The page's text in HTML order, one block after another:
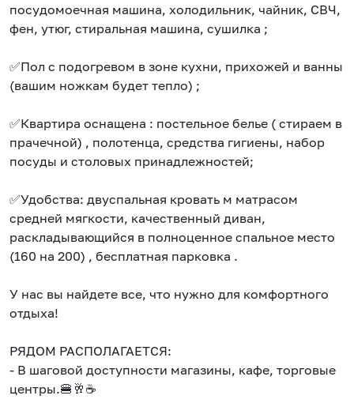
посудомоечная машина, холодильник, чайник, СВЧ,
фен, утюг, стиральная машина, сушилка ;
✅Пол с подогревом в зоне кухни, прихожей и ванны
(вашим ножкам будет тепло) ;
✅Квартира оснащена : постельное белье ( стираем в
прачечной) , полотенца, средства гигиены, набор
посуды и столовых принадлежностей;
✅Удобства: двуспальная кровать м матрасом
средней мягкости, качественный диван,
раскладывающийся в полноценное спальное место
(160 на 200) , бесплатная парковка .
У нас вы найдете все, что нужно для комфортного
отдыха!
РЯДОМ РАСПОЛАГАЕТСЯ:
- В шаговой доступности магазины, кафе, торговые
центры.🍔🥂☕️